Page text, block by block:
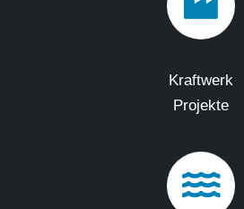
Kraftwerk
Projekte